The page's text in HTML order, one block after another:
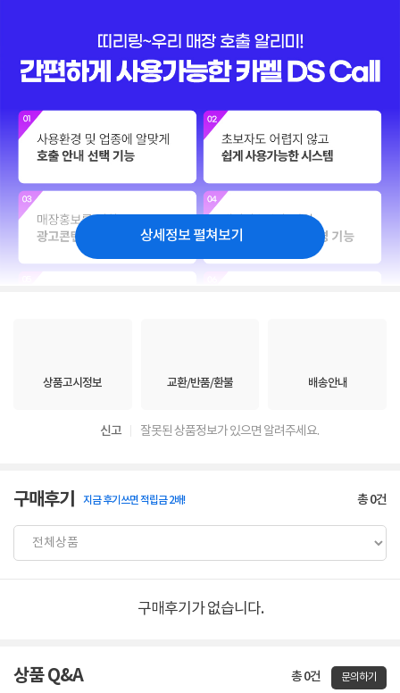
상세정보 펼쳐보기
상품고시정보 교환/반품/환불 배송안내
신고 잘못된 상품정보가 있으면 알려주세요.
구매후기 지금 후기쓰면 적립금 2배! 총0건
구매후기가 없습니다.
상품 Q&A 총 0건 문의하기